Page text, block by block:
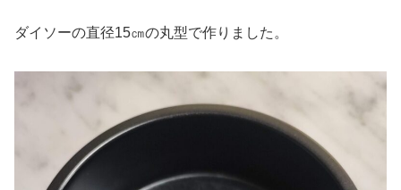
ダイソーの直径15㎝の丸型で作りました。